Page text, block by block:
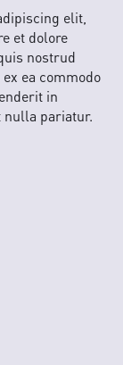
elit,
et dolore
nostrud
ea commodo
in
nulla pariatur.